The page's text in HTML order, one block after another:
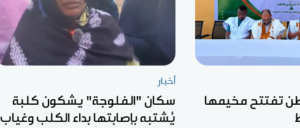
تفتتح مخيمها
أخبار
سكان "الفلوجة" يشكون كلبة
يُشتبه بإصابتها بداء الكلب وغياب